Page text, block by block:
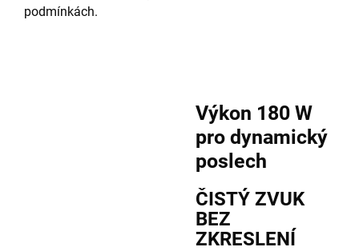
podmínkách.
Výkon 180 W
pro dynamický
poslech
ČISTÝ ZVUK
BEZ
ZKRESLENÍ